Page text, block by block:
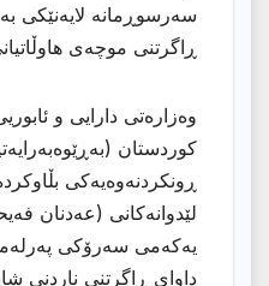
سەرسوڕمانە لایەنێکی
ڕاگرتنی موچەی
وەزارەتی دارایی و
کوردستان
ڕونكردنەوەیەكی
لێدوانەکانی (عەدنان
یەکەمی سەرۆکی
داوای ڕاگرتنی ناردنی